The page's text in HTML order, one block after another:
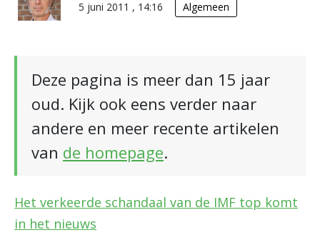
5 juni 2011 , 14:16 Algemeen
Deze pagina is meer dan 15 jaar
oud. Kijk ook eens verder naar
andere en meer recente artikelen
van de homepage.
Het verkeerde schandaal van de IMF top komt
in het nieuws